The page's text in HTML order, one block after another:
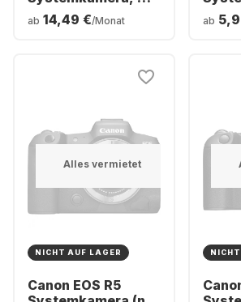
Objektiv FE 28-70
mm f/3.5–5.6 OSS
ab 14,49 €/Monat
mm f/
ab
Alles vermietet
NICHT AUF LAGER
Canon EOS R5